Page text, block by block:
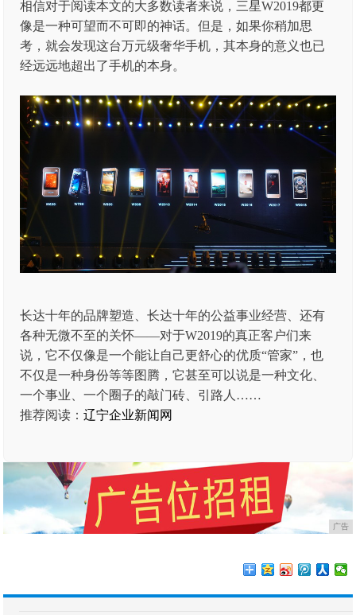
相信对于阅读本文的大多数读者来说，三星W2019都更
像是一种可望而不可即的神话。但是，如果你稍加思
考，就会发现这台万元级奢华手机，其本身的意义也已
经远远地超出了手机的本身。
长达十年的品牌塑造、长达十年的公益事业经营、还有
各种无微不至的关怀——对于W2019的真正客户们来
说，它不仅像是一个能让自己更舒心的优质“管家”，也
不仅是一种身份等等图腾，它甚至可以说是一种文化、
一个事业、一个圈子的敲门砖、引路人……
推荐阅读：辽宁企业新闻网
广告